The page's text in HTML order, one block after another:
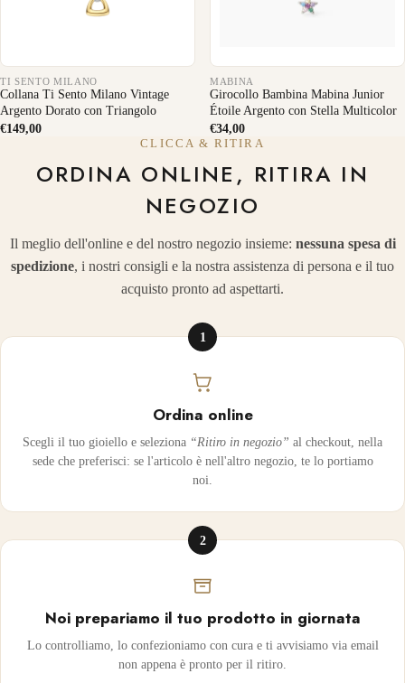
TI SENTO MILANO
Collana Ti Sento Milano Vintage
Argento Dorato con Triangolo
€149,00
MABINA
Girocollo Bambina Mabina Junior
Étoile Argento con Stella Multicolor
€34,00
CLICCA & RITIRA
ORDINA ONLINE, RITIRA IN
NEGOZIO
Il meglio dell'online e del nostro negozio insieme: nessuna spesa di
spedizione, i nostri consigli e la nostra assistenza di persona e il tuo
acquisto pronto ad aspettarti.
1
Ordina online
Scegli il tuo gioiello e seleziona “Ritiro in negozio” al checkout, nella
sede che preferisci: se l'articolo è nell'altro negozio, te lo portiamo
noi.
2
Noi prepariamo il tuo prodotto in giornata
Lo controlliamo, lo confezioniamo con cura e ti avvisiamo via email
non appena è pronto per il ritiro.